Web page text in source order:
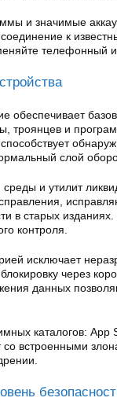
и значимые
к
телефонный
обеспечивает
троянцев и
слой
и утилит
в старых
контроля.
исключает
через
данных
каталогов:
со встроенными